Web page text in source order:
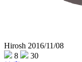
Hirosh 2016/11/08
8
30